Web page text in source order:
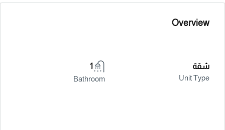
Overview
شقة
Unit Type
1
Bathroom